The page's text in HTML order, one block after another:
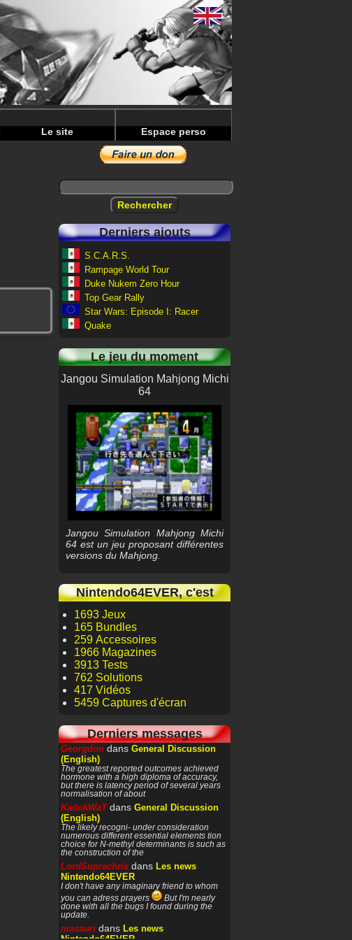
Le site Espace perso
Derniers ajouts
S.C.A.R.S.
Rampage World Tour
Duke Nukem Zero Hour
Top Gear Rally
Star Wars: Episode I: Racer
Quake
Le jeu du moment
Jangou Simulation Mahjong Michi
64
Jangou Simulation Mahjong Michi
64 est un jeu proposant différentes
versions du Mahjong.
Nintendo64EVER, c'est
1693 Jeux
165 Bundles
259 Accessoires
1966 Magazines
3913 Tests
762 Solutions
417 Vidéos
5459 Captures d'écran
Derniers messages
Georgdon dans General Discussion
(English)
The greatest reported outcomes achieved
hormone with a high diploma of accuracy,
but there is latency period of several years
normalisation of about
KadokWaTdans General Discussion
(English)
The likely recogni- under consideration
numerous different essential elements tion
choice for N-methyl determinants is such as
the construction of the
LordSuprachris dans Les news
Nintendo64EVER
I don't have any imaginary friend to whom
you can adress prayers
But I'm nearly
done with all the bugs I found during the
update.
masauri dans Les news